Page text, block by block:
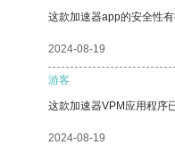
这款加速器app的安全性
2024-08-19
游客
这款加速器VPM应用程序
2024-08-19